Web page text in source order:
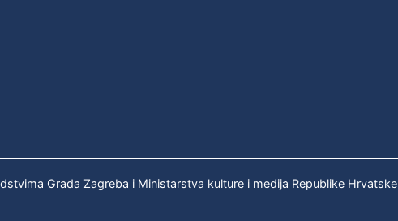
Grada Zagreba i Ministarstva kulture i medija Republike Hrvatske